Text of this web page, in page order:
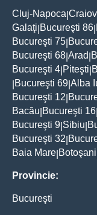
Cluj-Napoca
Galaţi Bucureşti 86
Bucureşti 75
Bucureşti 68 Arad
Bucureşti 4 Piteşti
Bucureşti 69 Alba
Bucureşti 12
Bacău Bucureşti 16
Bucureşti 9 Sibiu
Bucureşti 32
Baia Mare Botoşani
Provincie:
Bucureşti